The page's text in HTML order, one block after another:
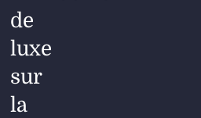
de
luxe
sur
la